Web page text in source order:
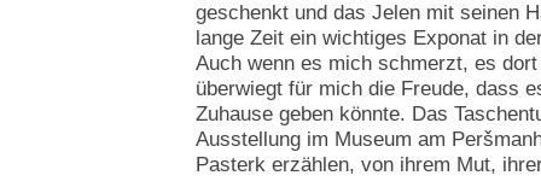
geschenkt und das Jelen mit seinen
lange Zeit ein wichtiges Exponat in
Auch wenn es mich schmerzt, es
überwiegt für mich die Freude, dass
Zuhause geben könnte. Das
Ausstellung im Museum am
Pasterk erzählen, von ihrem Mut,